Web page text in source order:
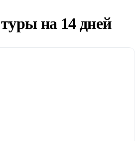
на 14 дней